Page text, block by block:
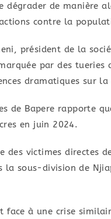
dégrader de manière
contre la
président de la
par des tueries
dramatiques sur
de Bapere rapporte
en juin 2024.
des victimes directes
la sous-division de
face à une crise